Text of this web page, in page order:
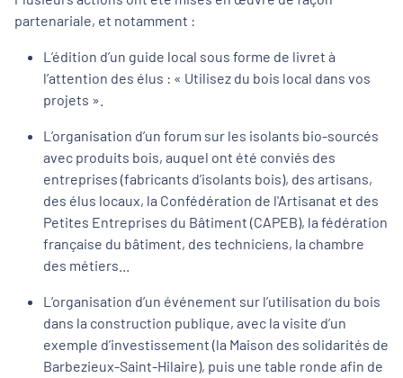
partenariale, et notamment :
L’édition d’un guide local sous forme de livret à
l’attention des élus : « Utilisez du bois local dans vos
projets ».
L’organisation d’un forum sur les isolants bio-sourcés
avec produits bois, auquel ont été conviés des
entreprises (fabricants d’isolants bois), des artisans,
des élus locaux, la Confédération de l'Artisanat et des
Petites Entreprises du Bâtiment (CAPEB), la fédération
française du bâtiment, des techniciens, la chambre
des métiers...
L’organisation d’un événement sur l’utilisation du bois
dans la construction publique, avec la visite d’un
exemple d’investissement (la Maison des solidarités de
Barbezieux-Saint-Hilaire), puis une table ronde afin de